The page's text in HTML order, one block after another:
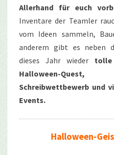
Allerhand für euch
Inventare der Teamler
vom Ideen sammeln,
anderem gibt es neben
dieses Jahr wieder
Halloween-
Schreibwettbewerb und
Events.
Halloween-